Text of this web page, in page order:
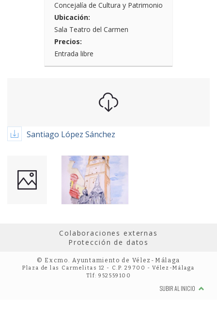
Concejalía de Cultura y Patrimonio
Ubicación:
Sala Teatro del Carmen
Precios:
Entrada libre
Santiago López Sánchez
Colaboraciones externas
Protección de datos
© Excmo. Ayuntamiento de Vélez-Málaga
Plaza de las Carmelitas 12 - C.P. 29700 - Vélez-Málaga
Tlf: 952559100
SUBIR AL INICIO